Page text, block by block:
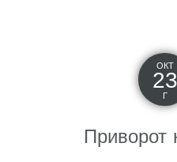
ОКТ
23
Г
Приворот